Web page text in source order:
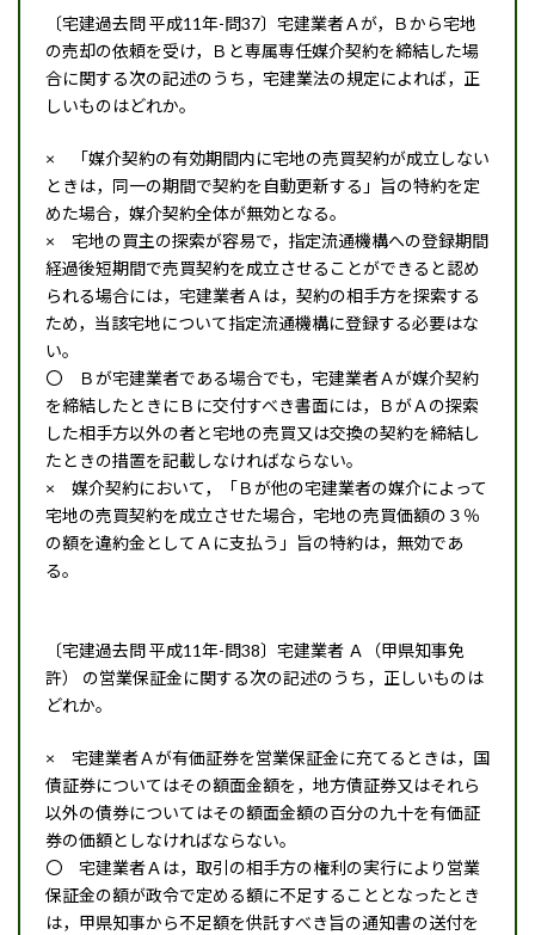
〔宅建過去問 平成11年-問37〕宅建業者Ａが，Ｂから宅地
の売却の依頼を受け，Ｂと専属専任媒介契約を締結した場
合に関する次の記述のうち，宅建業法の規定によれば，正
しいものはどれか。
× 「媒介契約の有効期間内に宅地の売買契約が成立しない
ときは，同一の期間で契約を自動更新する」旨の特約を定
めた場合，媒介契約全体が無効となる。
× 宅地の買主の探索が容易で，指定流通機構への登録期間
経過後短期間で売買契約を成立させることができると認め
られる場合には，宅建業者Ａは，契約の相手方を探索する
ため，当該宅地について指定流通機構に登録する必要はな
い。
〇 Ｂが宅建業者である場合でも，宅建業者Ａが媒介契約
を締結したときにＢに交付すべき書面には，ＢがＡの探索
した相手方以外の者と宅地の売買又は交換の契約を締結し
たときの措置を記載しなければならない。
× 媒介契約において，「Ｂが他の宅建業者の媒介によって
宅地の売買契約を成立させた場合，宅地の売買価額の３％
の額を違約金としてＡに支払う」旨の特約は，無効であ
る。
〔宅建過去問 平成11年-問38〕宅建業者 Ａ（甲県知事免
許） の営業保証金に関する次の記述のうち，正しいものは
どれか。
× 宅建業者Ａが有価証券を営業保証金に充てるときは，国
債証券についてはその額面金額を，地方債証券又はそれら
以外の債券についてはその額面金額の百分の九十を有価証
券の価額としなければならない。
〇 宅建業者Ａは，取引の相手方の権利の実行により営業
保証金の額が政令で定める額に不足することとなったとき
は，甲県知事から不足額を供託すべき旨の通知書の送付を